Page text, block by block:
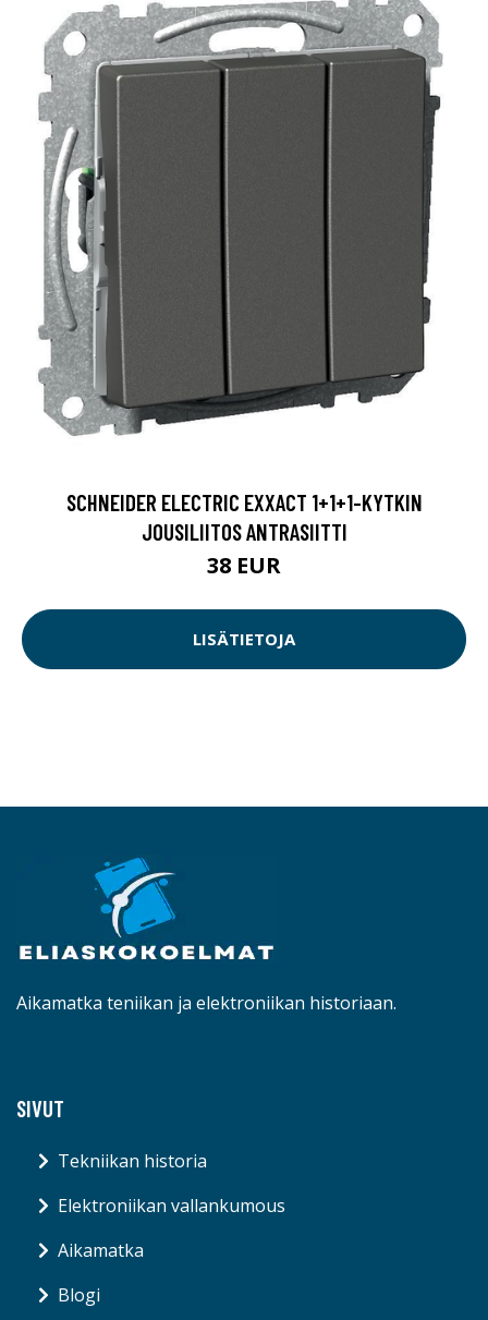
SCHNEIDER ELECTRIC EXXACT 1+1+1-KYTKIN
JOUSILIITOS ANTRASIITTI
38 EUR
LISÄTIETOJA
Aikamatka teniikan ja elektroniikan historiaan.
SIVUT
Tekniikan historia
Elektroniikan vallankumous
Aikamatka
Blogi